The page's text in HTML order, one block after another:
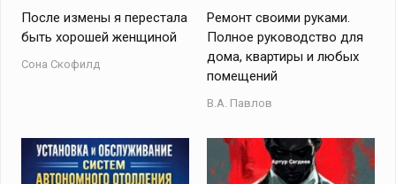
После измены я перестала
быть хорошей женщиной
Сона Скофилд
Ремонт своими руками.
Полное руководство для
дома, квартиры и любых
помещений
В.А. Павлов